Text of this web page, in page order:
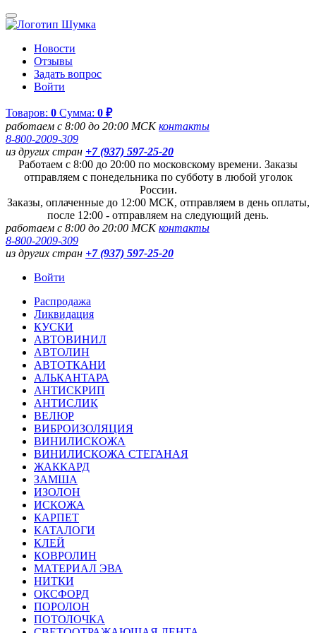
Новости
Отзывы
Задать вопрос
Войти
Товаров: 0 Сумма: 0 ₽
работаем с 8:00 до 20:00 МСКконтакты
8-800-2009-309
из других стран +7 (937) 597-25-20
Работаем с 8:00 до 20:00 по московскому времени. Заказы
отправляем с понедельника по субботу в любой уголок
России.
Заказы, оплаченные до 12:00 МСК, отправляем в день оплаты,
после 12:00 - отправляем на следующий день.
работаем с 8:00 до 20:00 МСКконтакты
8-800-2009-309
из других стран +7 (937) 597-25-20
Войти
Распродажа
Ликвидация
КУСКИ
АВТОВИНИЛ
АВТОЛИН
АВТОТКАНИ
АЛЬКАНТАРА
АНТИСКРИП
АНТИСЛИК
ВЕЛЮР
ВИБРОИЗОЛЯЦИЯ
ВИНИЛИСКОЖА
ВИНИЛИСКОЖА СТЕГАНАЯ
ЖАККАРД
ЗАМША
ИЗОЛОН
ИСКОЖА
КАРПЕТ
КАТАЛОГИ
КЛЕЙ
КОВРОЛИН
МАТЕРИАЛ ЭВА
НИТКИ
ОКСФОРД
ПОРОЛОН
ПОТОЛОЧКА